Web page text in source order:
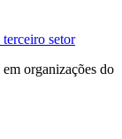
organizações do